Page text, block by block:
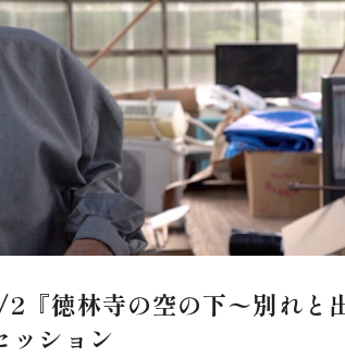
2『徳林寺の空の下〜別れと
ッション